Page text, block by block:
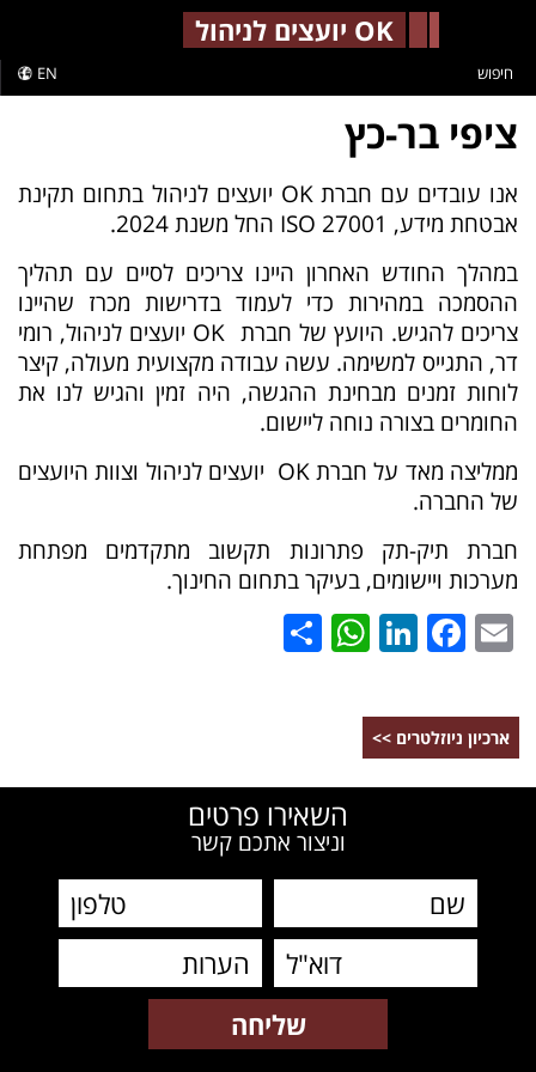
OK יועצים לניהול
EN חיפוש
ציפי בר-כץ
אנו עובדים עם חברת OK יועצים לניהול בתחום תקינת
אבטחת מידע, 27001 ISO החל משנת 2024.
במהלך החודש האחרון היינו צריכים לסיים עם תהליך
ההסמכה במהירות כדי לעמוד בדרישות מכרז שהיינו
צריכים להגיש.
היועץ של חברת OK יועצים לניהול, רומי
דר, התגייס למשימה. עשה עבודה מקצועית מעולה, קיצר
לוחות זמנים מבחינת ההגשה, היה זמין והגיש לנו את
החומרים בצורה נוחה ליישום.
ממליצה מאד על חברת OK יועצים לניהול וצוות היועצים
של החברה.
חברת תיק-תק פתרונות תקשוב מתקדמים מפתחת
מערכות ויישומים, בעיקר בתחום החינוך.
Email
Facebook
LinkedIn
WhatsApp
ארכיון ניוזלטרים >>
השאירו פרטים
וניצור אתכם קשר